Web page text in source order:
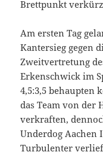
Brettpunkt
Am ersten Tag
Kantersieg gegen
Zweitvertretung
Erkenschwick im
4,5:3,5 behaupten
das Team von
verkraften,
Underdog
Turbulenter verlief